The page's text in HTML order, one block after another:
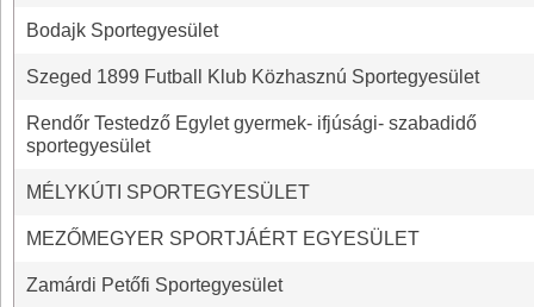
Bodajk Sportegyesület
Szeged 1899 Futball Klub Közhasznú Sportegyesület
Rendőr Testedző Egylet gyermek- ifjúsági- szabadidő
sportegyesület
MÉLYKÚTI SPORTEGYESÜLET
MEZŐMEGYER SPORTJÁÉRT EGYESÜLET
Zamárdi Petőfi Sportegyesület